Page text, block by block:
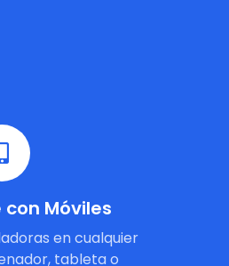
Móviles
en cualquier
tableta o